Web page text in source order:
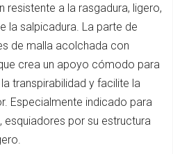
resistente a la rasgadura, ligero,
la salpicadura. La parte de
de malla acolchada con
crea un apoyo cómodo para
transpirabilidad y facilite la
Especialmente indicado para
esquiadores por su estructura